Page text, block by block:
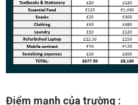
Điểm mạnh của trường :